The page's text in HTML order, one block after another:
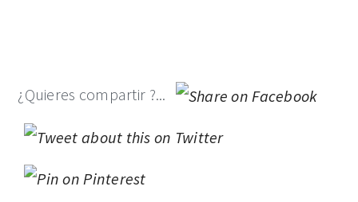
¿Quieres compartir ?...